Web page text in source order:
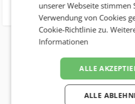
unserer Webseite stimmen
Verwendung von Cookies
Cookie-Richtlinie zu.
Informationen
ALLE
ALLE